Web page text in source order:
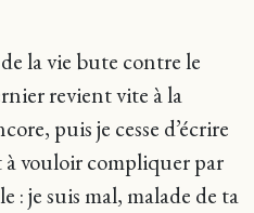
la vie bute contre le
revient vite à la
puis je cesse d’écrire
vouloir compliquer par
: je suis mal, malade de ta